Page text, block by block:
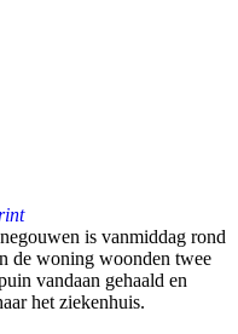
is vanmiddag rond
de woning woonden twee
vandaan gehaald en
het ziekenhuis.